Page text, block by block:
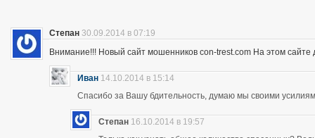
Степан 30.09.2014 в 07:19
Внимание!!! Новый сайт мошенников con-trest.com На этом сайте
Иван 14.10.2014 в 15:14
Спасибо за Вашу бдительность, думаю мы своими
Степан 16.10.2014 в 19:57